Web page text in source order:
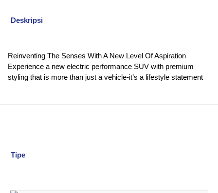
Deskripsi
Reinventing The Senses With A New Level Of Aspiration
Experience a new electric performance SUV with premium
styling that is more than just a vehicle-it’s a lifestyle statement
Tipe